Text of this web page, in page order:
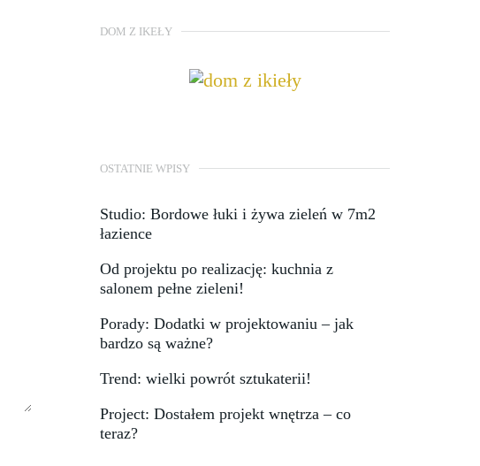
DOM Z IKEŁY
OSTATNIE WPISY
Studio: Bordowe łuki i żywa zieleń w 7m2
łazience
Od projektu po realizację: kuchnia z
salonem pełne zieleni!
Porady: Dodatki w projektowaniu – jak
bardzo są ważne?
Trend: wielki powrót sztukaterii!
Project: Dostałem projekt wnętrza – co
teraz?